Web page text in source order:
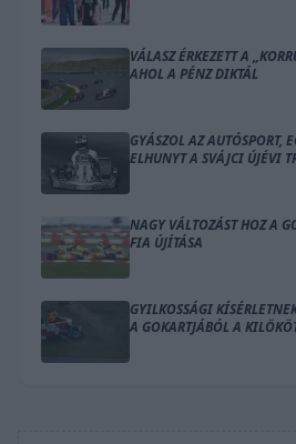
VÁLASZ ÉRKEZETT A
AHOL A PÉNZ DIKTÁL
GYÁSZOL AZ AUTÓSPORT,
ELHUNYT A SVÁJCI ÚJÉVI
NAGY VÁLTOZÁST HOZ A
FIA ÚJÍTÁSA
GYILKOSSÁGI
A GOKARTJÁBÓL A